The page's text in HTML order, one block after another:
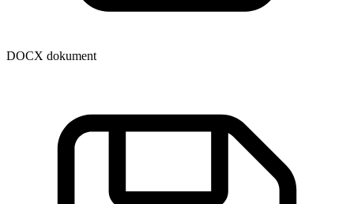
DOCX dokument